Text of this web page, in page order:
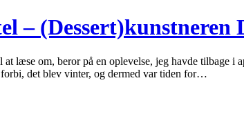
– (Dessert)kunstneren
læse om, beror på en oplevelse, jeg havde tilbage
det blev vinter, og dermed var tiden for…